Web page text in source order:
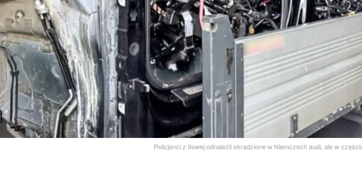
Policjanci z Iłowej odnaleźli skradzione w Niemczech audi, ale w